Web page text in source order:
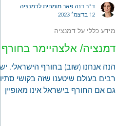
דמנציה/ אלצהיימר בחורף
הנה אנחנו (שוב) בחורף הישראלי. יש
רבים בעולם שיטענו שזה בקושי סתיו.
גם אם החורף בישראל אינו מאופיין
מידע כללי על דמנציה
ד"ר דנה פאר מומחית לדמנציה
12 בדצמ׳ 2023